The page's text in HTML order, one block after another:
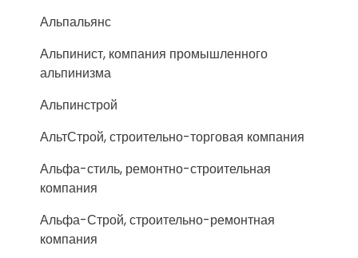
Альпальянс
Альпинист, компания промышленного
альпинизма
Альпинстрой
АльтСтрой, строительно-торговая компания
Альфа-стиль, ремонтно-строительная
компания
Альфа-Строй, строительно-ремонтная
компания